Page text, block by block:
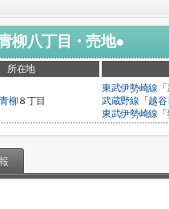
柳八丁目・売地●
所在地
柳８丁目
東武伊勢崎線 「
武蔵野線 「 越
東武伊勢崎線 「